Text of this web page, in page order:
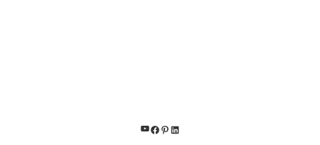
YouTube
Facebook
Pinterest
LinkedIn